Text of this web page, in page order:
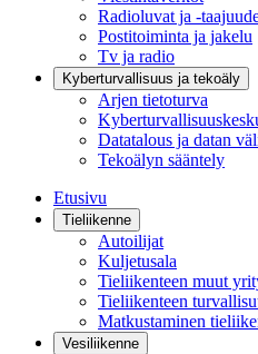
Radioluvat ja -
Postitoiminta ja jakelu
Tv ja radio
Kyberturvallisuus ja tekoäly
Arjen tietoturva
Datatalous ja datan
Tekoälyn sääntely
Etusivu
Tieliikenne
Autoilijat
Kuljetusala
Tieliikenteen muut
Tieliikenteen
Matkustaminen
Vesiliikenne